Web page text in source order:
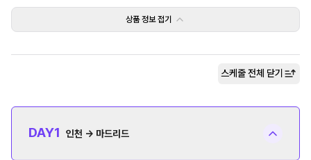
상품 정보접기
스케줄 전체 닫기
DAY1 인천 → 마드리드